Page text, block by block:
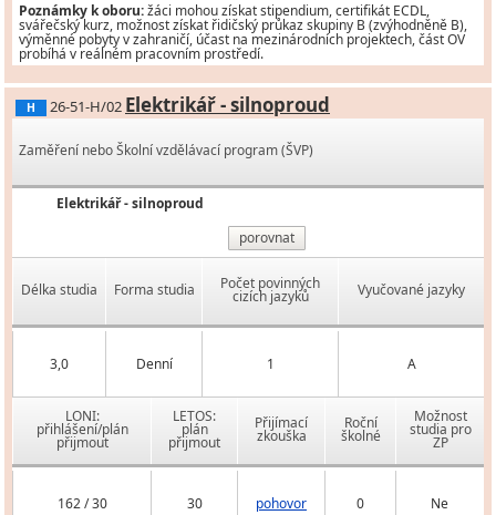
Poznámky k oboru:žáci mohou získat stipendium, certifikát ECDL,
svářečský kurz, možnost získat řidičský průkaz skupiny B (zvýhodněně B),
výměnné pobyty v zahraničí, účast na mezinárodních projektech, část OV
probíhá v reálném pracovním prostředí.
H 26-51-H/02 Elektrikář - silnoproud
Zaměření nebo Školní vzdělávací program (ŠVP)
Elektrikář - silnoproud
porovnat
Délka studia Forma studia Počet povinných
cizích jazyků Vyučované jazyky
3,0 Denní 1 A
LONI:
přihlášení/plán
přijmout
LETOS:
plán
přijmout
Přijímací
zkouška
Roční
školné
Možnost
studia pro
ZP
162 / 30 30 pohovor 0 Ne